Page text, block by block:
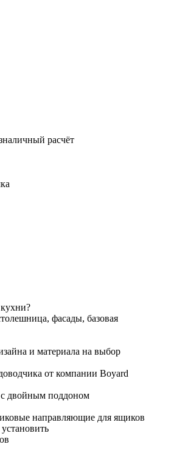
расчёт
фасады, базовая
и материала на выбор
от компании Boyard
двойным поддоном
направляющие для ящиков